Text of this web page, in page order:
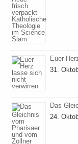
Euer
31.
Das
24.